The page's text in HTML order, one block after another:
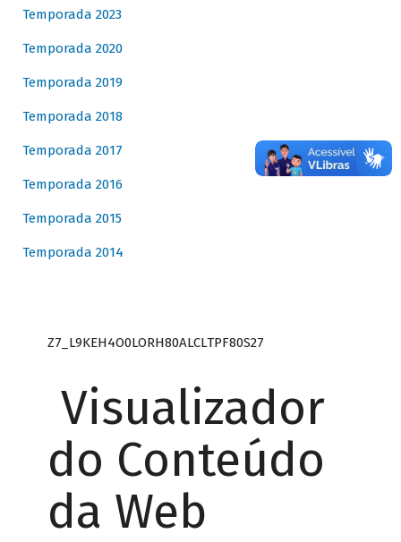
Temporada 2023
Temporada 2020
Temporada 2019
Temporada 2018
Temporada 2017
Temporada 2016
Temporada 2015
Temporada 2014
Z7_L9KEH4O0LORH80ALCLTPF80S27
Visualizador
do Conteúdo
da Web